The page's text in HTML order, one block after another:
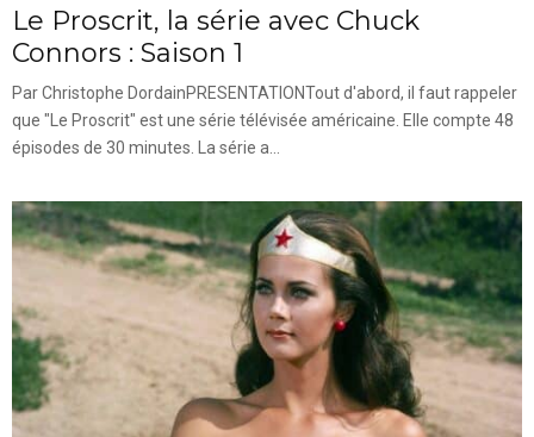
Le Proscrit, la série avec Chuck
Connors : Saison 1
Par Christophe DordainPRESENTATIONTout d'abord, il faut rappeler
que "Le Proscrit" est une série télévisée américaine. Elle compte 48
épisodes de 30 minutes. La série a...